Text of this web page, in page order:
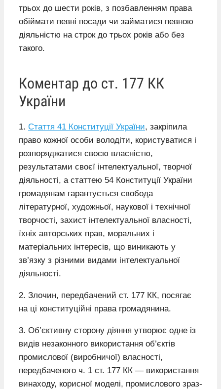
трьох до шести років, з позбавленням права
обіймати певні посади чи займатися певною
діяльністю на строк до трьох років або без
такого.
Коментар до ст. 177 КК
України
1. Стаття 41 Конституції України, закріпила
право кожної особи володіти, користуватися і
розпоряджатися своєю власністю,
результатами своєї інтелектуальної, творчої
діяльності, а статтею 54 Конституції України
громадянам гарантується свобода
літературної, художньої, наукової і технічної
творчості, захист інтелектуальної власності,
їхніх авторських прав, моральних і
матеріальних інтересів, що виникають у
зв’язку з різними видами інтелектуальної
діяльності.
2. Злочин, передбачений ст. 177 КК, посягає
на ці конституційні права громадянина.
3. Об’єктивну сторону діяння утворює одне із
видів незаконного використання об’єктів
промислової (виробничої) власності,
передбаченого ч. 1 ст. 177 КК — використання
винаходу, корисної моделі, промислового зраз-